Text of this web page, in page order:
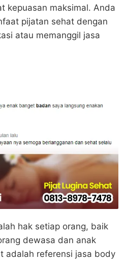
kepuasan maksimal. Anda
pijatan sehat dengan
atau memanggil jasa
hak setiap orang, baik
dewasa dan anak
adalah referensi jasa body